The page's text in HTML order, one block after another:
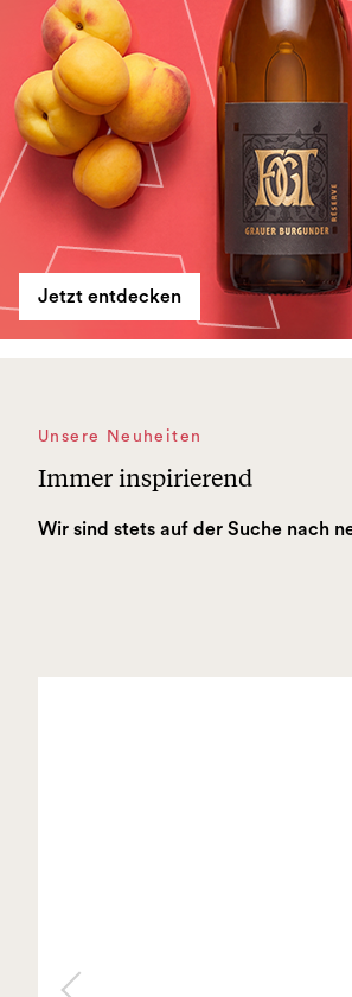
Jetzt entdecken
Unsere Neuheiten
Immer inspirierend
Wir sind stets auf der Suche nach